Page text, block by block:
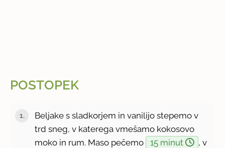
POSTOPEK
Beljake s sladkorjem in vanilijo stepemo v
trd sneg, v katerega vmešamo kokosovo
moko in rum. Maso pečemo
15 minut
, v